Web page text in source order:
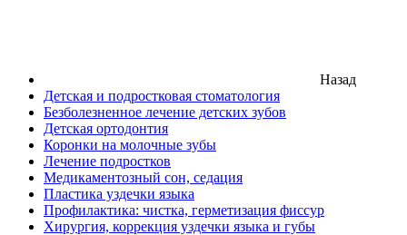
Назад
Детская и подростковая стоматология
Безболезненное лечение детских зубов
Детская ортодонтия
Коронки на молочные зубы
Лечение подростков
Медикаментозный сон, седация
Пластика уздечки языка
Профилактика: чистка, герметизация фиссур
Хирургия, коррекция уздечки языка и губы